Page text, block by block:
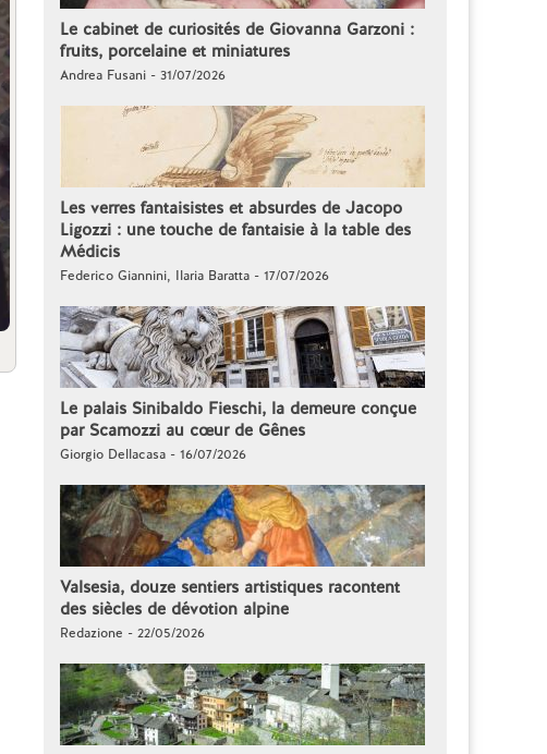
Le cabinet de curiosités de Giovanna Garzoni :
fruits, porcelaine et miniatures
Andrea Fusani - 31/07/2026
Les verres fantaisistes et absurdes de Jacopo
Ligozzi : une touche de fantaisie à la table des
Médicis
Federico Giannini, Ilaria Baratta - 17/07/2026
Le palais Sinibaldo Fieschi, la demeure conçue
par Scamozzi au cœur de Gênes
Giorgio Dellacasa - 16/07/2026
Valsesia, douze sentiers artistiques racontent
des siècles de dévotion alpine
Redazione - 22/05/2026